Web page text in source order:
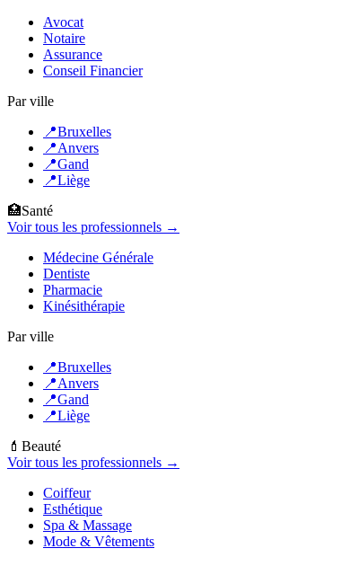
Avocat
Notaire
Assurance
Conseil Financier
Par ville
📍Bruxelles
📍Anvers
📍Gand
📍Liège
🏥Santé
Voir tous les professionnels →
Médecine Générale
Dentiste
Pharmacie
Kinésithérapie
Par ville
📍Bruxelles
📍Anvers
📍Gand
📍Liège
💄 Beauté
Voir tous les professionnels →
Coiffeur
Esthétique
Spa & Massage
Mode & Vêtements